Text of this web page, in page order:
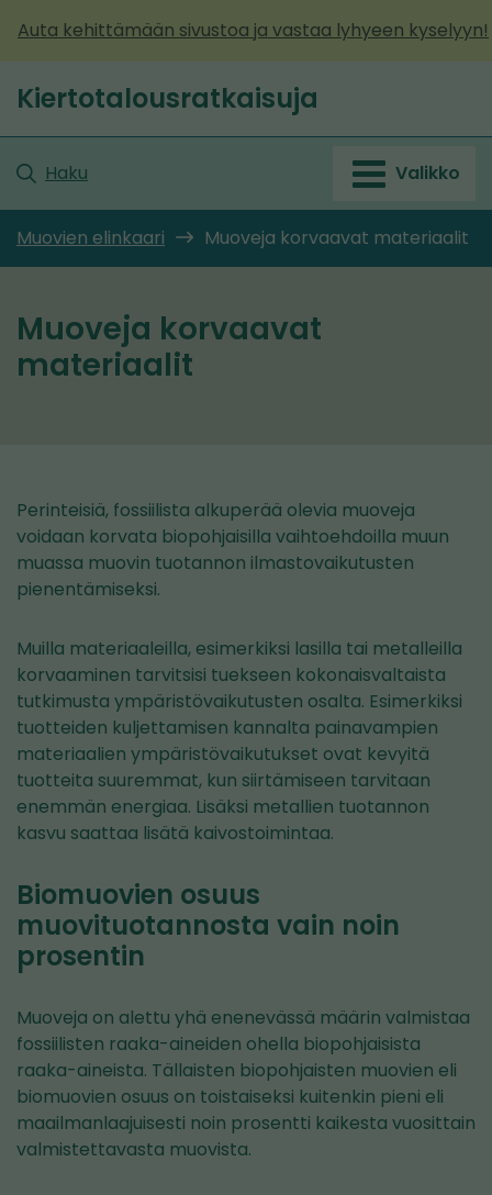
sisältöön
Auta kehittämään sivustoa ja vastaa lyhyeen kyselyyn!
Etusivu
Kiertotalousratkaisuja
Haku Valikko
Muovien elinkaari Muoveja korvaavat materiaalit
Muoveja korvaavat
materiaalit
Perinteisiä, fossiilista alkuperää olevia muoveja
voidaan korvata biopohjaisilla vaihtoehdoilla muun
muassa muovin tuotannon ilmastovaikutusten
pienentämiseksi.
Muilla materiaaleilla, esimerkiksi lasilla tai metalleilla
korvaaminen tarvitsisi tuekseen kokonaisvaltaista
tutkimusta ympäristövaikutusten osalta. Esimerkiksi
tuotteiden kuljettamisen kannalta painavampien
materiaalien ympäristövaikutukset ovat kevyitä
tuotteita suuremmat, kun siirtämiseen tarvitaan
enemmän energiaa. Lisäksi metallien tuotannon
kasvu saattaa lisätä kaivostoimintaa.
Biomuovien osuus
muovituotannosta vain noin
prosentin
Muoveja on alettu yhä enenevässä määrin valmistaa
fossiilisten raaka-aineiden ohella biopohjaisista
raaka-aineista. Tällaisten biopohjaisten muovien eli
biomuovien osuus on toistaiseksi kuitenkin pieni eli
maailmanlaajuisesti noin prosentti kaikesta vuosittain
valmistettavasta muovista.